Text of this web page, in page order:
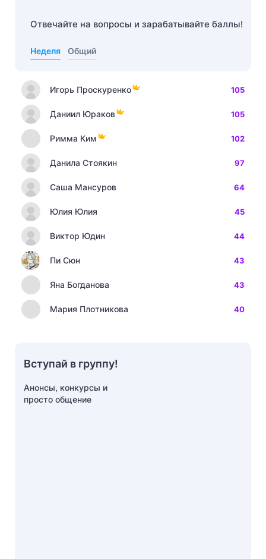
Отвечайте на вопросы и зарабатывайте баллы!
Неделя Общий
Игорь Проскуренко 105
Даниил Юраков 105
Римма Ким 102
Данила Стоякин 97
Саша Мансуров 64
Юлия Юлия 45
Виктор Юдин 44
Пи Сюн 43
Яна Богданова 43
Мария Плотникова 40
Вступай в группу!
Анонсы, конкурсы и
просто общение